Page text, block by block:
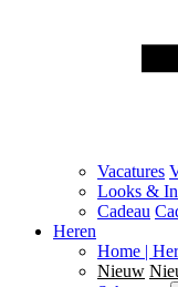
Vacatures
Looks &
Cadeau
Heren
Home |
Nieuw